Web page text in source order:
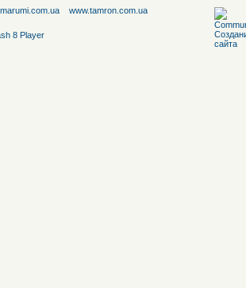
www.tamron.com.ua
8 Player